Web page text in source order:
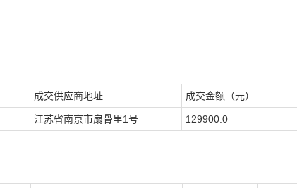
成交供应商地址 成交金额（元）
江苏省南京市扇骨里1号 129900.0